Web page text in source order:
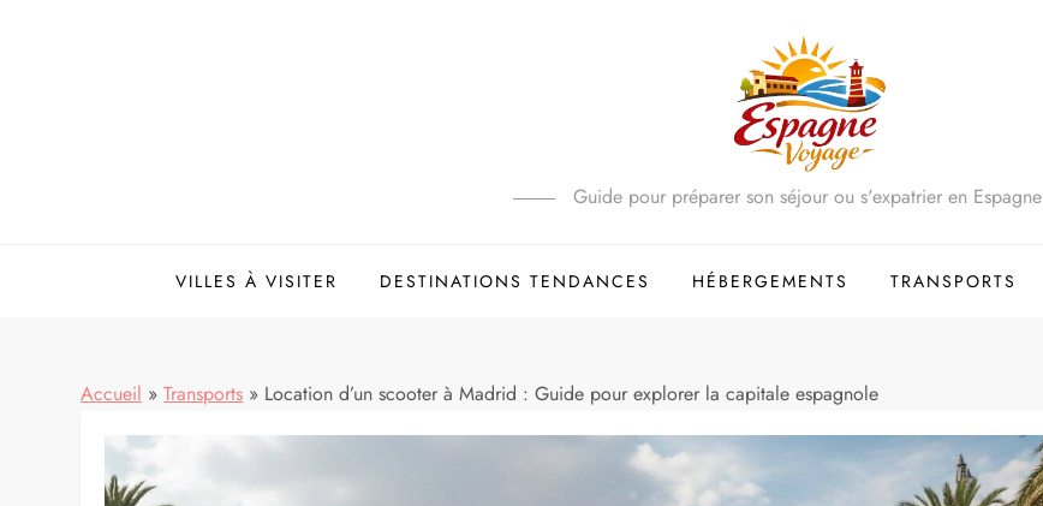
Guide pour préparer son séjour ou s'expatrier en Espagne
VILLES À VISITER DESTINATIONS TENDANCES HÉBERGEMENTS TRANSPORTS